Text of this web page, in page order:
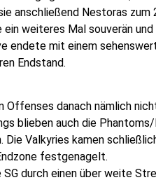
anschließend Nestoras
weiteres Mal souverän
endete mit einem
Endstand.
Offenses danach nämlich
blieben auch die
Die Valkyries kamen
festgenagelt.
SG durch einen über weite